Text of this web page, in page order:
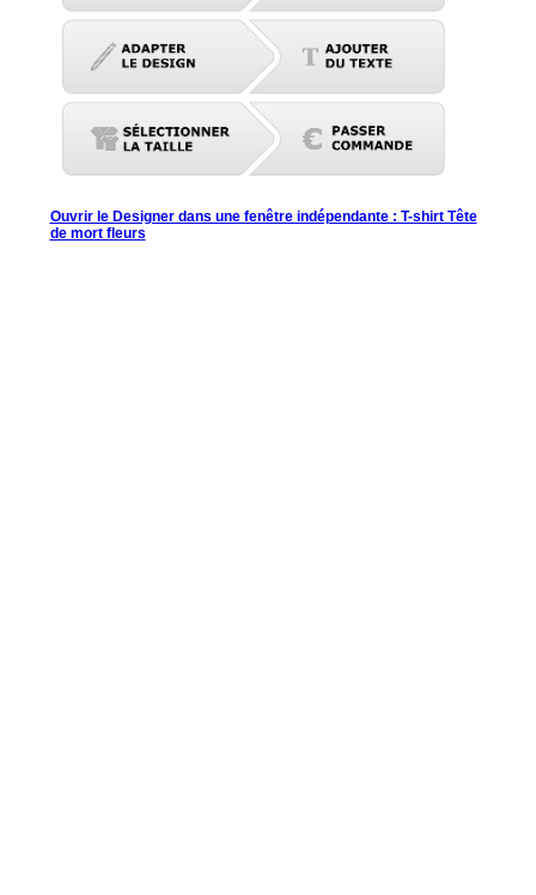
Ouvrir le Designer dans une fenêtre indépendante : T-shirt Tête
de mort fleurs